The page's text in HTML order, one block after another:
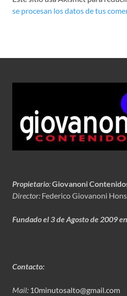
se procesan los datos de tus
Propietario:Giovanoni
Director: Federico Giovanoni
Fundado el 3 de Agosto de 2009
Contacto:
Mail: 10minutosalto@gmail.com